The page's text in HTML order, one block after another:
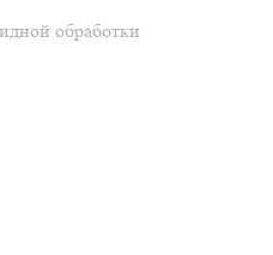
обработки